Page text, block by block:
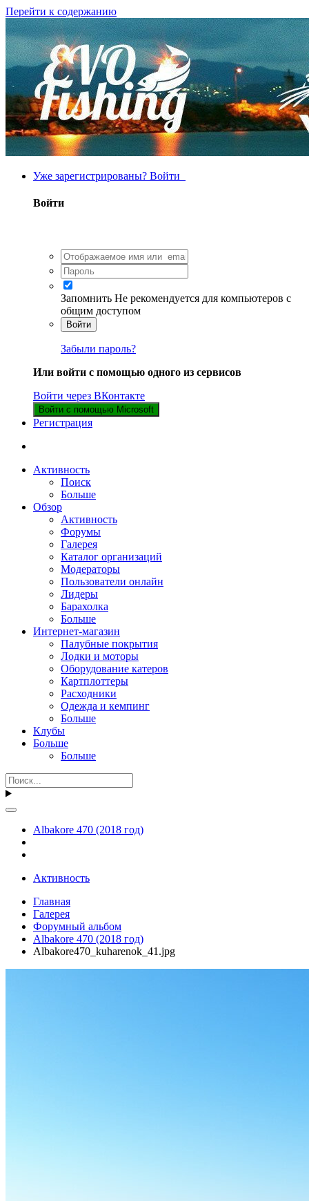
Перейти к содержанию
Уже зарегистрированы? Войти
Войти
Запомнить Не рекомендуется для компьютеров с
общим доступом
Войти
Забыли пароль?
Или войти с помощью одного из сервисов
Войти через ВКонтакте
Войти с помощью Microsoft
Регистрация
Активность
Поиск
Больше
Обзор
Активность
Форумы
Галерея
Каталог организаций
Модераторы
Пользователи онлайн
Лидеры
Барахолка
Больше
Интернет-магазин
Палубные покрытия
Лодки и моторы
Оборудование катеров
Картплоттеры
Расходники
Одежда и кемпинг
Больше
Клубы
Больше
Больше
Albakore 470 (2018 год)
Активность
Главная
Галерея
Форумный альбом
Albakore 470 (2018 год)
Albakore470_kuharenok_41.jpg